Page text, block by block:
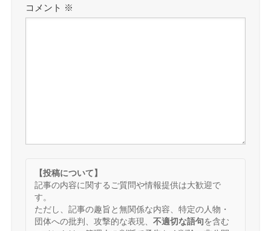
コメント ※
【投稿について】
記事の内容に関するご質問や情報提供は大歓迎で
す。
ただし、記事の趣旨と無関係な内容、特定の人物・
団体への批判、攻撃的な表現、 不適切な語句を含む